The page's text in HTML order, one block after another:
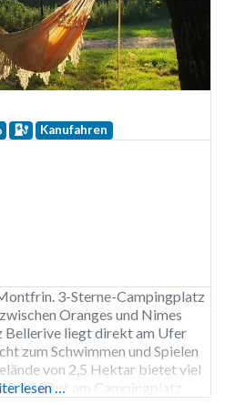
Kanufahren
3-Sterne-Campingplatz
Oranges und Nimes
Bellerive liegt direkt am Ufer
zum Schwimmen und Spielen
von 2,5 Hektar bietet viel
42 führt am Campingplatz
…